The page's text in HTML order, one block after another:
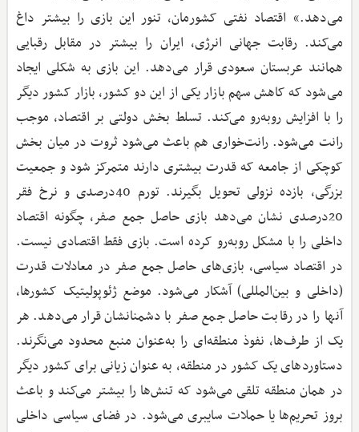
می‌دهد.» اقتصاد نفتی کشورمان، تنور این بازی را بیشتر داغ
می‌کند. رقابت جهانی انرژی، ایران را بیشتر در مقابل رقبایی
همانند عربستان سعودی قرار می‌دهد. این بازی به شکلی ایجاد
می‌شود که کاهش سهم بازار یکی از این دو کشور، بازار کشور دیگر
را با افزایش روبه‌رو می‌کند. تسلط بخش دولتی بر اقتصاد، موجب
رانت می‌شود. رانت‌خواری هم باعث می‌شود ثروت در میان بخش
کوچکی از جامعه که قدرت بیشتری دارند متمرکز شود و جمعیت
بزرگی، بازده نزولی تحویل بگیرند. تورم 40درصدی و نرخ فقر
20درصدی نشان می‌دهد بازی حاصل جمع صفر، چگونه اقتصاد
داخلی را با مشکل روبه‌رو کرده است. بازی فقط اقتصادی نیست.
در اقتصاد سیاسی، بازی‌های حاصل جمع صفر در معادلات قدرت
(داخلی و بین‌المللی) آشکار می‌شود. موضع ژئوپولیتیک کشورها،
آنها را در رقابت حاصل جمع صفر با دشمنانشان قرار می‌دهد. هر
یک از طرف‌ها، نفوذ منطقه‌ای را به‌عنوان منبع محدود می‌نگرند.
دستاوردهای یک کشور در منطقه، به عنوان زیانی برای کشور دیگر
در همان منطقه تلقی می‌شود که تنش‌ها را بیشتر می‌کند و باعث
بروز تحریم‌ها یا حملات سایبری می‌شود. در فضای سیاسی داخلی